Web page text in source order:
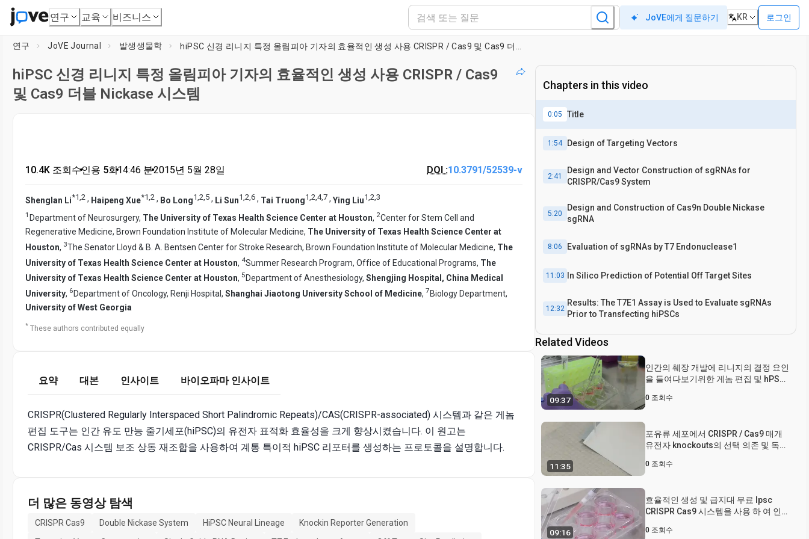
연구 교육 비즈니스 JoVE에게 질문하기 KR 로그인
연구 JoVE Journal 발생생물학
hiPSC 신경 리니지 특정 올림피아 기자의 효율적인 생성 사용 CRISPR / Cas9
및 Cas9 더블 Nickase 시스템
10.4K 조회수•인용 5회•14:46 분•2015년 5월 28일 DOI :10.3791/52539-v
Shenglan Li*1,2 , Haipeng Xue*1,2 , Bo Long1,2,5 , Li Sun1,2,6 , Tai Truong1,2,4,7 , Ying Liu1,2,3
1 Department of Neurosurgery, The University of Texas Health Science Center at Houston, 2Center for Stem Cell and
Regenerative Medicine, Brown Foundation Institute of Molecular Medicine, The University of Texas Health Science Center at
Houston, 3The Senator Lloyd & B. A. Bentsen Center for Stroke Research, Brown Foundation Institute of Molecular Medicine, The
University of Texas Health Science Center at Houston, 4Summer Research Program, Office of Educational Programs, The
University of Texas Health Science Center at Houston, 5 Department of Anesthesiology, Shengjing Hospital, China Medical
University, 6 Department of Oncology, Renji Hospital, Shanghai Jiaotong University School of Medicine, 7 Biology Department,
University of West Georgia
* These authors contributed equally
요약 대본 인사이트 바이오파마 인사이트
CRISPR(Clustered Regularly Interspaced Short Palindromic Repeats)/CAS(CRISPR-associated) 시스템과 같은 게놈
편집 도구는 인간 유도 만능 줄기세포(hiPSC)의 유전자 표적화 효율성을 크게 향상시켰습니다. 이 원고는
CRISPR/Cas 시스템 보조 상동 재조합을 사용하여 계통 특이적 hiPSC 리포터를 생성하는 프로토콜을 설명합니다.
더 많은 동영상 탐색
CRISPR Cas9 Double Nickase System HiPSC Neural Lineage
Knockin Reporter Generation
Chapters in this video
0:05 Title
1:54 Design of Targeting Vectors
2:41
Design and Vector Construction of sgRNAs for
CRISPR/Cas9 System
5:20
Design and Construction of Cas9n Double Nickase
sgRNA
8:06 Evaluation of sgRNAs by T7 Endonuclease1
11:03 In Silico Prediction of Potential Off Target Sites
12:32
Results: The T7E1 Assay is Used to Evaluate sgRNAs
Prior to Transfecting hiPSCs
13:56 Conclusion
Related Videos
09:37
인간의 췌장 개발에 리니지의 결정 요인
을 들여다보기위한 게놈 편집 및 hPSCs
0 조회수
11:35
포유류 세포에서 CRISPR / Cas9 매개
유전자 knockouts의 선택 의존 및 독립
0 조회수
09:16
효율적인 생성 및 급지대 무료 Ipsc
CRISPR Cas9 시스템을 사용 하 여 인간
0 조회수